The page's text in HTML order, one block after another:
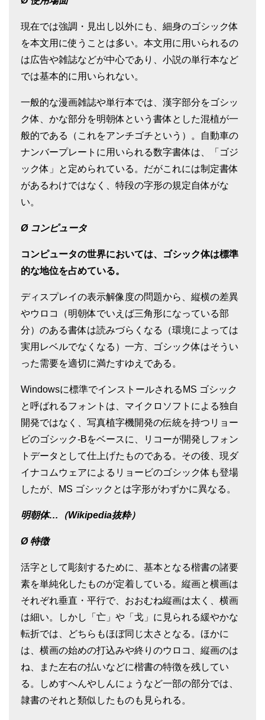
現在では強調・見出し以外にも、細身のゴシック体
を本文用に使うことは多い。本文用に用いられるの
は広告や雑誌などが中心であり、小説の単行本など
では基本的に用いられない。
一般的な漫画雑誌や単行本では、漢字部分をゴシッ
ク体、かな部分を明朝体という書体とした混植が一
般的である（これをアンチゴチという）。自動車の
ナンバープレートに用いられる数字書体は、「ゴジ
ック体」と定められている。だがこれには制定書体
があるわけではなく、特段の字形の規定自体がな
い。
Ø コンピュータ
コンピュータの世界においては、ゴシック体は標準
的な地位を占めている。
ディスプレイの表示解像度の問題から、縦横の差異
やウロコ（明朝体でいえば三角形になっている部
分）のある書体は読みづらくなる（環境によっては
実用レベルでなくなる）一方、ゴシック体はそうい
った需要を適切に満たすゆえである。
Windowsに標準でインストールされるMS ゴシック
と呼ばれるフォントは、マイクロソフトによる独自
開発ではなく、写真植字機開発の伝統を持つリョー
ビのゴシック-Bをベースに、リコーが開発しフォン
トデータとして仕上げたものである。その後、現ダ
イナコムウェアによるリョービのゴシック体も登場
したが、MS ゴシックとは字形がわずかに異なる。
明朝体… （Wikipedia抜粋）
Ø 特徴
活字として彫刻するために、基本となる楷書の諸要
素を単純化したものが定着している。縦画と横画は
それぞれ垂直・平行で、おおむね縦画は太く、横画
は細い。しかし「亡」や「戈」に見られる緩やかな
転折では、どちらもほぼ同じ太さとなる。ほかに
は、横画の始めの打込みや終りのウロコ、縦画のは
ね、また左右の払いなどに楷書の特徴を残してい
る。しめすへんやしんにょうなど一部の部分では、
隷書のそれと類似したものも見られる。